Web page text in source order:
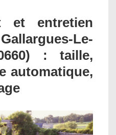
et entretien
Le-
: taille,
automatique,